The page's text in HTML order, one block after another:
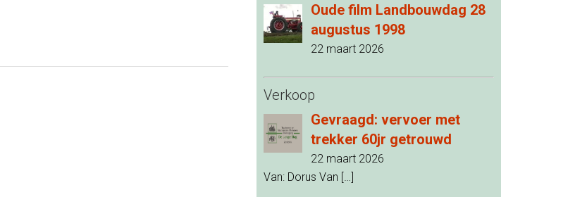
Oude film Landbouwdag 28
augustus 1998
22 maart 2026
Verkoop
Gevraagd: vervoer met
trekker 60jr getrouwd
22 maart 2026
Van: Dorus Van […]